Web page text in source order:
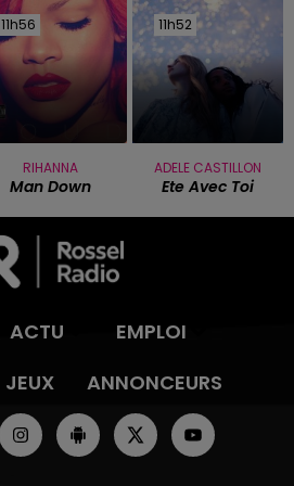
11h56
11h56
RIHANNA
Man Down
11h52
11h52
ADELE CASTILLON
Ete Avec Toi
ACTU
EMPLOI
JEUX ANNONCEURS